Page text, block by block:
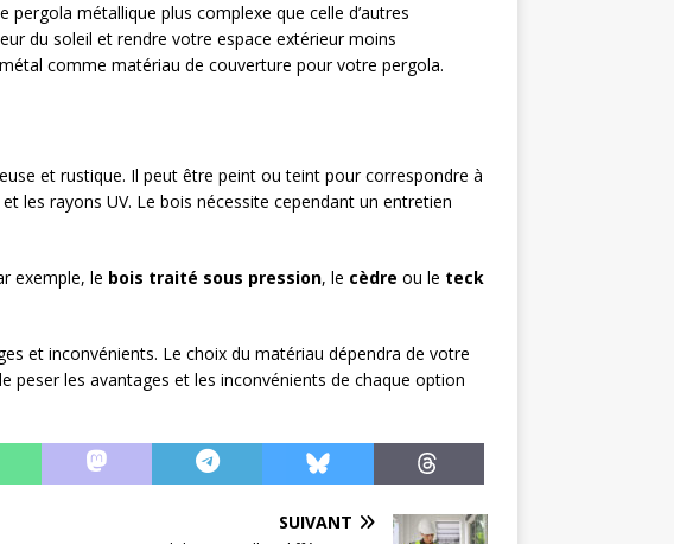
métallique plus complexe que celle d’autres
du soleil et rendre votre espace extérieur moins
comme matériau de couverture pour votre pergola.
et rustique. Il peut être peint ou teint pour correspondre à
les rayons UV. Le bois nécessite cependant un entretien
exemple, le bois traité sous pression, le cèdre ou le teck
et inconvénients. Le choix du matériau dépendra de votre
peser les avantages et les inconvénients de chaque option
SUIVANT